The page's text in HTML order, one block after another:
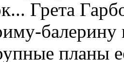
Грета
балерину
планы